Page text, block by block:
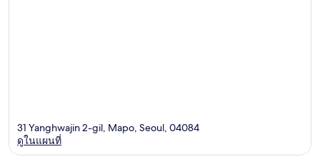
31 Yanghwajin 2-gil, Mapo, Seoul, 04084
ดูในแผนที่